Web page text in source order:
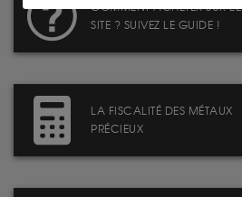
COMMENT ACHETER SUR LE
SITE ? SUIVEZ LE GUIDE !
LA FISCALITÉ DES MÉTAUX
PRÉCIEUX